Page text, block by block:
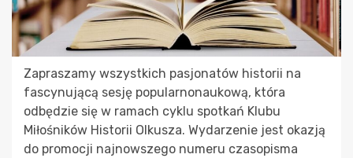
Zapraszamy wszystkich pasjonatów historii na
fascynującą sesję popularnonaukową, która
odbędzie się w ramach cyklu spotkań Klubu
Miłośników Historii Olkusza. Wydarzenie jest okazją
do promocji najnowszego numeru czasopisma